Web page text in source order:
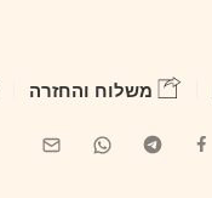
משלוח והחזרה